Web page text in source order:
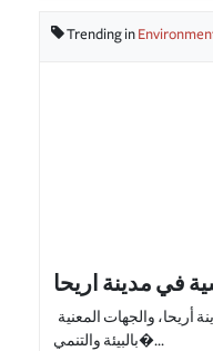
Trending in
في مدينة اريحا
بالبيئة والتنمي�...